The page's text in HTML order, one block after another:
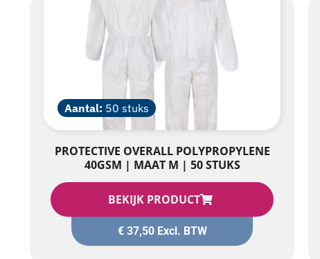
Aantal: 50 stuks
PROTECTIVE OVERALL POLYPROPYLENE
40GSM | MAAT M | 50 STUKS
BEKIJK PRODUCT
€37,50Excl. BTW